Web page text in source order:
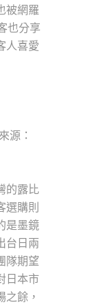
被網羅
也分享
人喜愛
源：
的露比
選購則
是墨鏡
台日兩
隊期望
日本市
之餘，